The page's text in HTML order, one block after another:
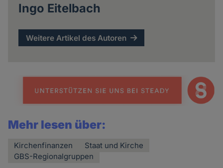
Ingo Eitelbach
Weitere Artikel des Autoren
Mehr lesen über:
Kirchenfinanzen
Staat und Kirche
GBS-Regionalgruppen